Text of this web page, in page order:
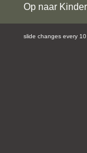
Op naar
slide changes every